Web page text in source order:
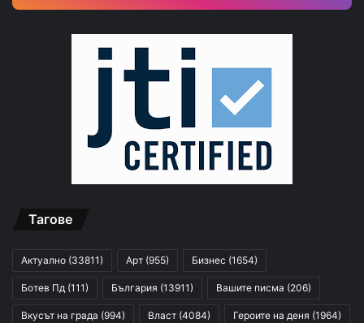
Тагове
Актуално (33811) Арт (955) Бизнес (1654)
Ботев Пд (111) България (13911) Вашите писма (206)
Вкусът на града (994) Власт (4084) Героите на деня (1964)